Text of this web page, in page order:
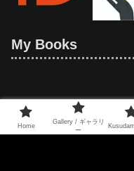
My Books
Home
Gallery / ギャラリ
ー